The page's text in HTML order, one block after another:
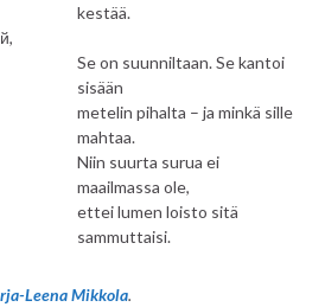
kestää.
Se on suunniltaan. Se kantoi
sisään
metelin pihalta – ja minkä sille
mahtaa.
Niin suurta surua ei
maailmassa ole,
ettei lumen loisto sitä
sammuttaisi.
Leena Mikkola.